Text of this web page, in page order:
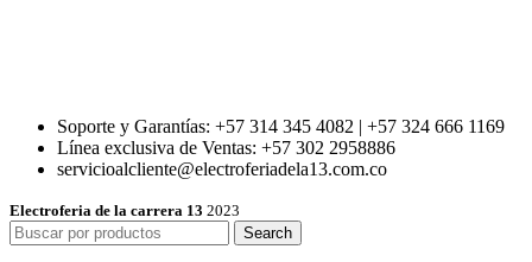
Soporte y Garantías: +57 314 345 4082 | +57 324 666 1169
Línea exclusiva de Ventas: +57 302 2958886
servicioalcliente@electroferiadela13.com.co
Electroferia de la carrera 13 2023
Search